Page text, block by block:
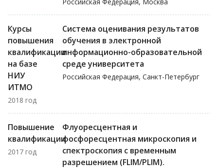
Курсы
повышения
квалификации
на базе
НИУ
ИТМО
2018 год
Система оценивания результатов
обучения в электронной
информационно-образовательной
среде университета
Российская Федерация, Санкт-Петербург
Повышение
квалификации
2017 год
Флуоресцентная и
фосфоресцентная микроскопия и
спектроскопия с временным
разрешением (FLIM/PLIM).